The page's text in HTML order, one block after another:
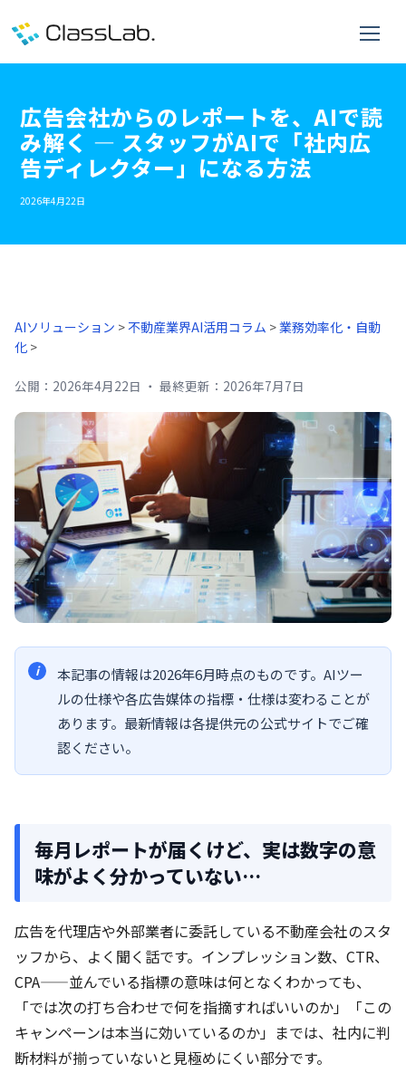
広告会社からのレポートを、AIで読
み解く ― スタッフがAIで「社内広
告ディレクター」になる方法
2026年4月22日
AIソリューション >不動産業界AI活用コラム >業務効率化・自動
化 >
公開： 2026年4月22日 ・ 最終更新： 2026年7月7日
本記事の情報は2026年6月時点のものです。AIツー
ルの仕様や各広告媒体の指標・仕様は変わることが
あります。最新情報は各提供元の公式サイトでご確
認ください。
毎月レポートが届くけど、実は数字の意
味がよく分かっていない…
広告を代理店や外部業者に委託している不動産会社のスタ
ッフから、よく聞く話です。インプレッション数、CTR、
CPA——並んでいる指標の意味は何となくわかっても、
「では次の打ち合わせで何を指摘すればいいのか」「この
キャンペーンは本当に効いているのか」までは、社内に判
断材料が揃っていないと見極めにくい部分です。